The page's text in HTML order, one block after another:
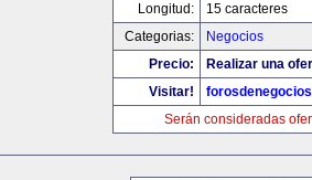
Longitud:
15 caracteres
Categorias:
Negocios
Precio:
Realizar una
Visitar!
Serán consideradas